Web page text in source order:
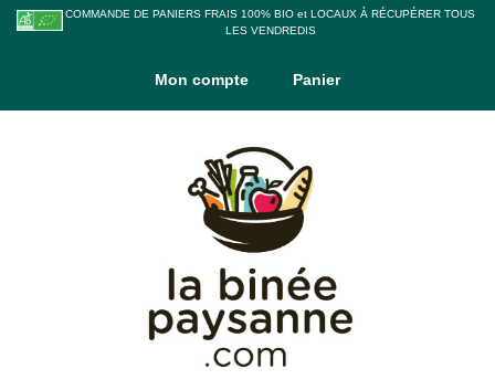
COMMANDE DE PANIERS FRAIS 100% BIO et LOCAUX À RÉCUPÉRER TOUS
LES VENDREDIS
Mon compte Panier